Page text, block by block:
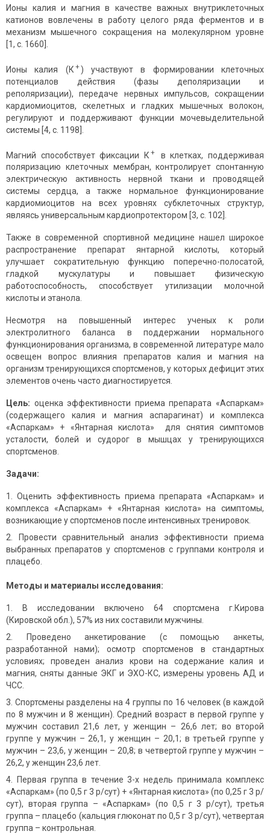
Ионы калия и магния в качестве важных внутриклеточных
катионов вовлечены в работу целого ряда ферментов и в
механизм мышечного сокращения на молекулярном уровне
[1, c. 1660].
Ионы калия (К + ) участвуют в формировании клеточных
потенциалов действия (фазы деполяризации и
реполяризации), передаче нервных импульсов, сокращении
кардиомиоцитов, скелетных и гладких мышечных волокон,
регулируют и поддерживают функции мочевыделительной
системы [4, c. 1198].
Магний способствует фиксации К +
в клетках, поддерживая
поляризацию клеточных мембран, контролирует спонтанную
электрическую активность нервной ткани и проводящей
системы сердца, а также нормальное функционирование
кардиомиоцитов на всех уровнях субклеточных структур,
являясь универсальным кардиопротектором [3, c. 102].
Также в современной спортивной медицине нашел широкое
распространение препарат янтарной кислоты, который
улучшает сократительную функцию поперечно-полосатой,
гладкой мускулатуры и повышает физическую
работоспособность, способствует утилизации молочной
кислоты и этанола.
Несмотря на повышенный интерес ученых к роли
электролитного баланса в поддержании нормального
функционирования организма, в современной литературе мало
освещен вопрос влияния препаратов калия и магния на
организм тренирующихся спортсменов, у которых дефицит этих
элементов очень часто диагностируется.
Цель: оценка эффективности приема препарата «Аспаркам»
(содержащего калия и магния аспарагинат) и комплекса
«Аспаркам» + «Янтарная кислота» для снятия симптомов
усталости, болей и судорог в мышцах у тренирующихся
спортсменов.
Задачи:
Оценить эффективность приема препарата «Аспаркам» и
комплекса «Аспаркам» + «Янтарная кислота» на симптомы,
возникающие у спортсменов после интенсивных тренировок.
Провести сравнительный анализ эффективности приема
выбранных препаратов у спортсменов с группами контроля и
плацебо.
Методы и материалы исследования:
В исследовании включено 64 спортсмена г.Кирова
(Кировской обл.), 57% из них составили мужчины.
Проведено анкетирование (с помощью анкеты,
разработанной нами); осмотр спортсменов в стандартных
условиях; проведен анализ крови на содержание калия и
магния, сняты данные ЭКГ и ЭХО-КС, измерены уровень АД и
ЧСС.
Спортсмены разделены на 4 группы по 16 человек (в каждой
по 8 мужчин и 8 женщин). Средний возраст в первой группе у
мужчин составил 21,6 лет, у женщин – 26,6 лет; во второй
группе у мужчин – 26,1, у женщин – 20,1; в третьей группе у
мужчин – 23,6, у женщин – 20,8; в четвертой группе у мужчин –
26,2, у женщин 23,6 лет.
Первая группа в течение 3-х недель принимала комплекс
«Аспаркам» (по 0,5 г 3 р/сут) + «Янтарная кислота» (по 0,25 г 3 р/
сут), вторая группа – «Аспаркам» (по 0,5 г 3 р/сут), третья
группа – плацебо (кальция глюконат по 0,5 г 3 р/сут), четвертая
группа – контрольная.